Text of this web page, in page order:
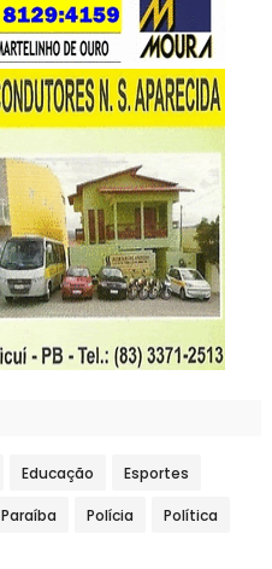
Educação Esportes
Paraíba Polícia Política